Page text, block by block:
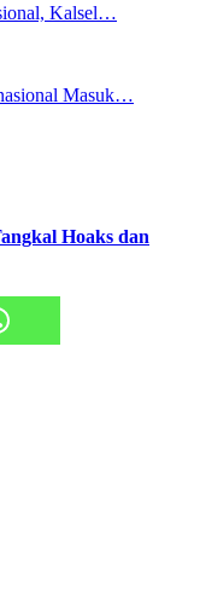
Kalsel…
Masuk…
Hoaks dan